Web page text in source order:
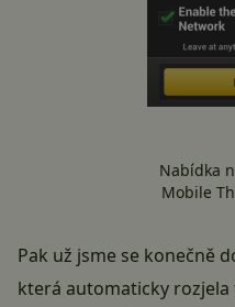
Nabídka
Mobile
Pak už jsme se konečně
která automaticky rozjela